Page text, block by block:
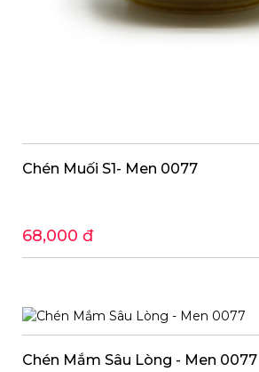
Chén Muối S1- Men 0077
68,000 đ
Chén Mắm Sâu Lòng - Men 0077